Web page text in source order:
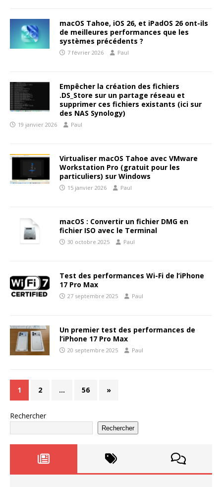
macOS Tahoe, iOS 26, et iPadOS 26 ont-ils
de meilleures performances que les
systèmes précédents ?
7 février 2026 Paul
Empêcher la création des fichiers
.DS_Store sur un partage réseau et
supprimer ces fichiers existants (ici sur
des NAS Synology)
19 janvier 2026 Paul
Virtualiser macOS Tahoe avec VMware
Workstation Pro (gratuit pour les
particuliers) sur Windows
15 janvier 2026 Paul
macOS : Convertir un fichier DMG en
fichier ISO avec le Terminal
30 octobre 2025 Paul
Test des performances Wi-Fi de l’iPhone
17 Pro Max
27 septembre 2025 Paul
Un premier test des performances de
l’iPhone 17 Pro Max
20 septembre 2025 Paul
1 2 … 56 »
Rechercher
Rechercher